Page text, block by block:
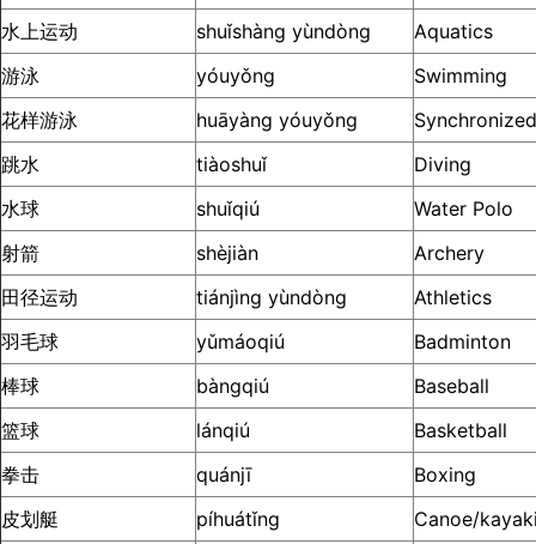
水上运动
shuǐshàng yùndòng
Aquatics
游泳
yóuyǒng
Swimming
花样游泳
huāyàng yóuyǒng
跳水
tiàoshuǐ
Diving
水球
shuǐqiú
Water Polo
射箭
shèjiàn
Archery
田径运动
tiánjìng yùndòng
Athletics
羽毛球
yǔmáoqiú
Badminton
棒球
bàngqiú
Baseball
篮球
lánqiú
Basketball
拳击
quánjī
Boxing
皮划艇
píhuátǐng
Canoe/